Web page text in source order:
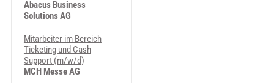
Abacus Business
Solutions AG
Mitarbeiter im Bereich
Ticketing und Cash
Support (m/w/d)
MCH Messe AG